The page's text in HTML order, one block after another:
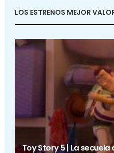
LOS ESTRENOS MEJOR
Toy Story 5 | La